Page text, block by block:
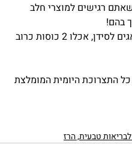
רגישים למוצרי חלב
בהם!
ואם אתם דואגים לסידן, אכלו 2 כוסות כרוב
התצרוכת היומית המומלצת
טבעית, הרז